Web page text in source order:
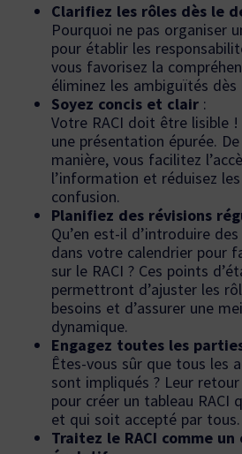
Clarifiez les rôles dès le
Pourquoi ne pas organiser
pour établir les
vous favorisez la
éliminez les ambiguïtés dès
Soyez concis et clair :
Votre RACI doit être lisible !
une présentation épurée.
manière, vous facilitez
l’information et réduisez
confusion.
Planifiez des révisions
Qu’en est-il d’introduire
dans votre calendrier pour
sur le RACI ? Ces points
permettront d’ajuster les
besoins et d’assurer une
dynamique.
Engagez toutes les
Êtes-vous sûr que tous les
sont impliqués ? Leur
pour créer un tableau RACI
et qui soit accepté par tous.
Traitez le RACI comme